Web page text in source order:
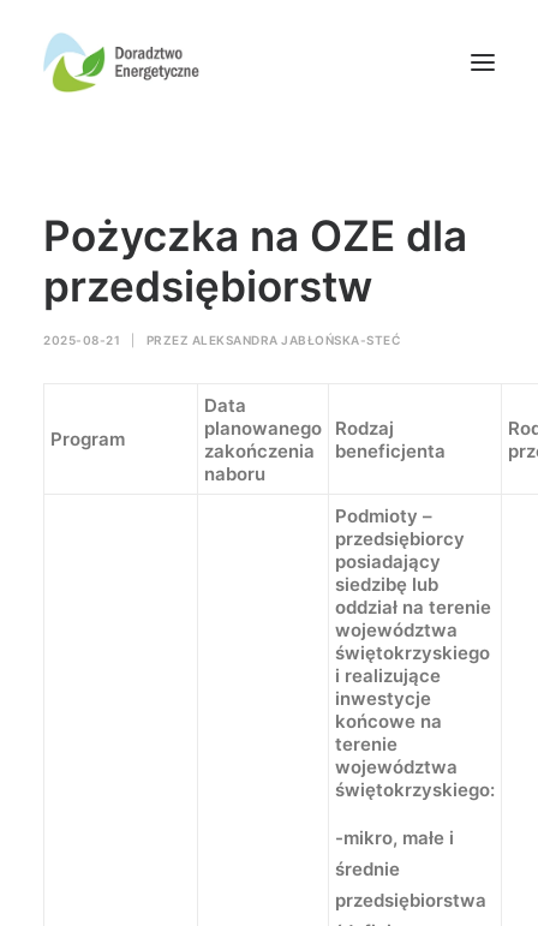
Aktualności
Oferta finansowania
Wiedza
Pożyczka na OZE dla
przedsiębiorstw
2025-08-21 PRZEZ ALEKSANDRA JABŁOŃSKA-STEĆ
Program
Data
planowanego
zakończenia
naboru
Rodzaj
beneficjenta
Podmioty –
przedsiębiorcy
posiadający
siedzibę lub
oddział na terenie
województwa
świętokrzyskiego
i realizujące
inwestycje
końcowe na
terenie
województwa
świętokrzyskiego:
-mikro, małe i
średnie
przedsiębiorstwa